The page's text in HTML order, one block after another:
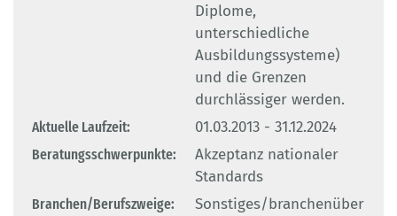
Diplome,
unterschiedliche
Ausbildungssysteme)
und die Grenzen
durchlässiger werden.
Aktuelle Laufzeit:
01.03.2013 - 31.12.2024
Beratungsschwerpunkte:
Akzeptanz nationaler
Standards
Branchen/Berufszweige:
Sonstiges/branchenüber